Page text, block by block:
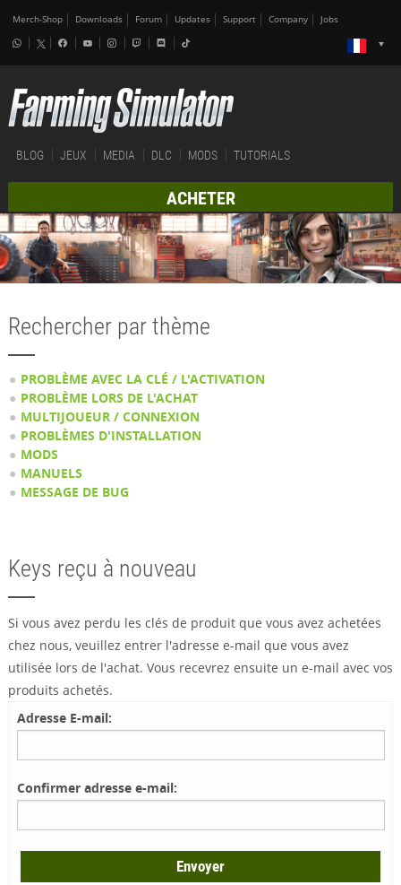
Merch-Shop Downloads Forum Updates Support Company Jobs
BLOG JEUX MEDIA DLC MODS TUTORIALS
ACHETER
Rechercher par thème
PROBLÈME AVEC LA CLÉ / L'ACTIVATION
PROBLÈME LORS DE L'ACHAT
MULTIJOUEUR / CONNEXION
PROBLÈMES D'INSTALLATION
MODS
MANUELS
MESSAGE DE BUG
Keys reçu à nouveau
Si vous avez perdu les clés de produit que vous avez achetées
chez nous, veuillez entrer l'adresse e-mail que vous avez
utilisée lors de l'achat. Vous recevrez ensuite un e-mail avec vos
produits achetés.
Adresse E-mail:
Confirmer adresse e-mail:
Envoyer